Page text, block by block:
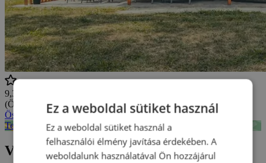
9,3/10
(Összesen
6 értékelés)
Összes vélemény megtekintése
Terme Banovci - Mobile homes - mapa
Vendégvélemények
Ez a weboldal sütiket használ
Ez a weboldal sütiket használ a
felhasználói élmény javítása érdekében. A
weboldalunk használatával Ön hozzájárul